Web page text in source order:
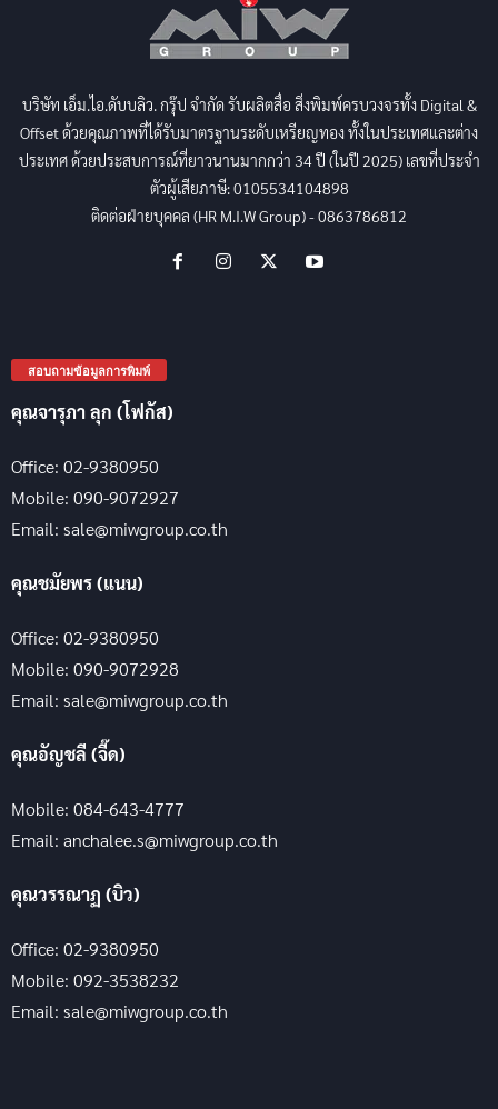
บริษัท เอ็ม.ไอ.ดับบลิว. กรุ๊ป จำกัด รับผลิตสื่อ สิ่งพิมพ์ครบวงจรทั้ง Digital &
Offset ด้วยคุณภาพที่ได้รับมาตรฐานระดับเหรียญทอง ทั้งในประเทศและต่าง
ประเทศ ด้วยประสบการณ์ที่ยาวนานมากกว่า 34 ปี (ในปี 2025) เลขที่ประจำ
ตัวผู้เสียภาษี: 0105534104898
ติดต่อฝ่ายบุคคล (HR M.I.W Group) - 0863786812
สอบถามข้อมูลการพิมพ์
คุณจารุภา ลุก (โฟกัส)
Office: 02-9380950
Mobile: 090-9072927
Email: sale@miwgroup.co.th
คุณชมัยพร (แนน)
Office: 02-9380950
Mobile: 090-9072928
Email: sale@miwgroup.co.th
คุณอัญชลี (จี๊ด)
Mobile: 084-643-4777
Email: anchalee.s@miwgroup.co.th
คุณวรรณาฏ (บิว)
Office: 02-9380950
Mobile: 092-3538232
Email: sale@miwgroup.co.th